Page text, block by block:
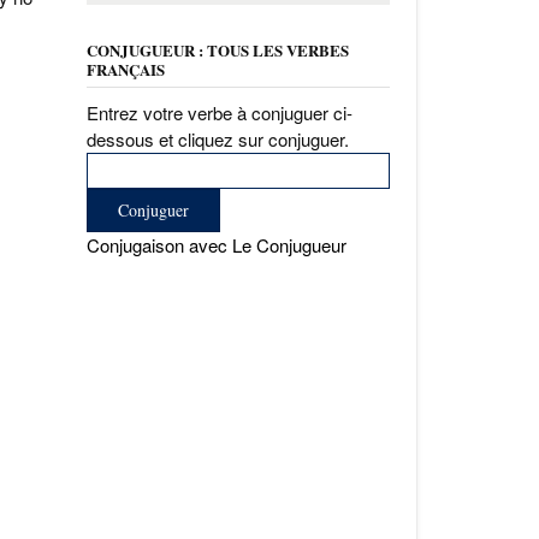
CONJUGUEUR : TOUS LES VERBES
FRANÇAIS
Entrez votre verbe à conjuguer ci-
dessous et cliquez sur conjuguer.
Conjugaison avec Le Conjugueur